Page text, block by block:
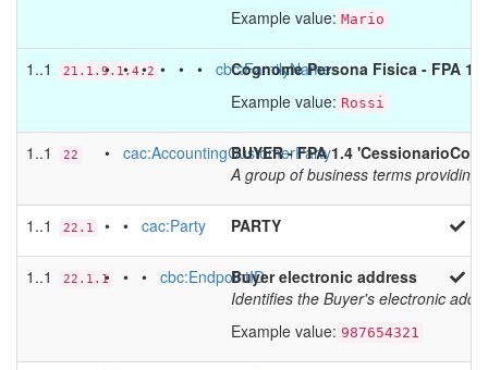
Example value: Mario
1..1 21.1.9.1.4.2
• • • • • • cbc:FamilyName
Cognome Persona Fisica - FPA
Example value: Rossi
1..1 22 • cac:AccountingCustomerParty
BUYER - FPA 1.4
A group of business terms providing
1..1 22.1 • • cac:Party PARTY
1..1 22.1.1• • • cbc:EndpointIDBuyer electronic address
Identifies the Buyer's electronic
Example value: 987654321